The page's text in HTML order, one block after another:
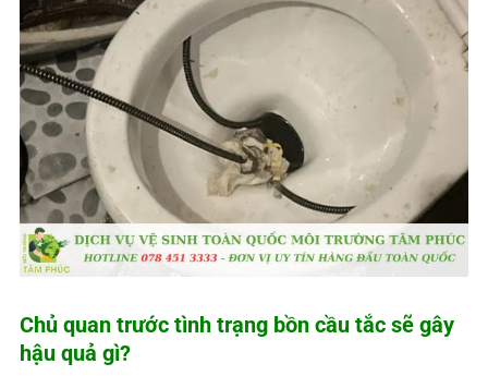
Chủ quan trước tình trạng bồn cầu tắc sẽ gây
hậu quả gì?